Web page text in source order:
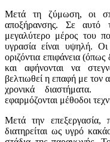
Μετά τη ζύμωση, οι
αποξήρανσης. Σε αυτό
μεγαλύτερο μέρος του
υγρασία είναι υψηλή.
οριζόντια επιφάνεια
και αφήνονται να
βελτιωθεί η επαφή με τον
χρονικά
εφαρμόζονται μέθοδοι
Μετά την επεξεργασία,
διατηρείται ως υγρό